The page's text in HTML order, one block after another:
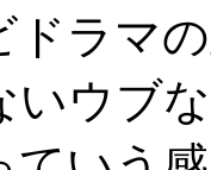
ドラマ
いウブ